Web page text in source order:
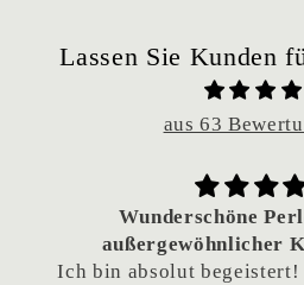
Lassen Sie Kunden
aus 63
Wunderschöne
außergewöhnlicher
Ich bin absolut